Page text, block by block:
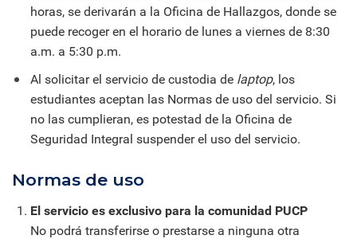
horas, se derivarán a la Oficina de Hallazgos, donde se
puede recoger en el horario de lunes a viernes de 8:30
a.m. a 5:30 p.m.
Al solicitar el servicio de custodia de laptop, los
estudiantes aceptan las Normas de uso del servicio. Si
no las cumplieran, es potestad de la Oficina de
Seguridad Integral suspender el uso del servicio.
Normas de uso
El servicio es exclusivo para la comunidad PUCP
No podrá transferirse o prestarse a ninguna otra